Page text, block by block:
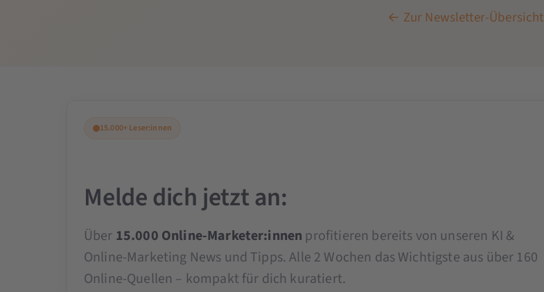
← Zur Newsletter-Übersicht
15.000+ Leser:innen
Melde dich jetzt an:
Über 15.000 Online-Marketer:innen profitieren bereits von unseren KI &
Online-Marketing News und Tipps. Alle 2 Wochen das Wichtigste aus über 160
Online-Quellen – kompakt für dich kuratiert.